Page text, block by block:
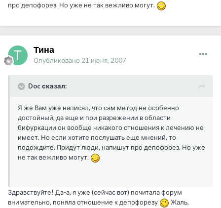
про депофорез. Но уже не так вежливо могут.
Тина
Опубликовано 21 июня, 2007
Doc сказал:
Я же Вам уже написал, что сам метод не особенно
достойный, да еще и при разрежении в области
бифуркации он вообще никакого отношения к лечению не
имеет. Но если хотите послушать еще мнений, то
подождите. Придут люди, напишут про депофорез. Но уже
не так вежливо могут.
Здравствуйте! Да-а, я уже (сейчас вот) почитала форум
внимательно, поняла отношение к депофорезу
Жаль,